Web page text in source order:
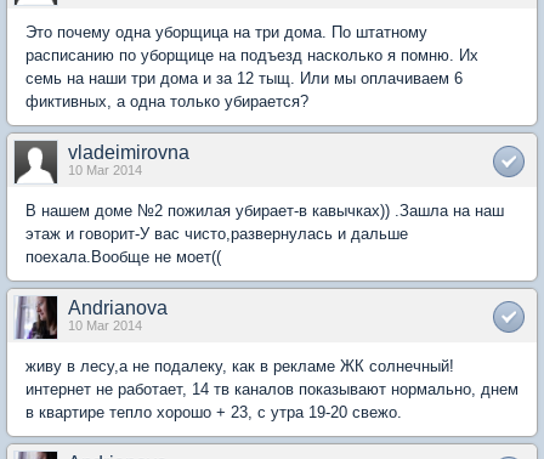
Это почему одна уборщица на три дома. По штатному
расписанию по уборщице на подъезд насколько я помню. Их
семь на наши три дома и за 12 тыщ. Или мы оплачиваем 6
фиктивных, а одна только убирается?
vladeimirovna
10 Mar 2014
В нашем доме №2 пожилая убирает-в кавычках)) .Зашла на наш
этаж и говорит-У вас чисто,развернулась и дальше
поехала.Вообще не моет((
Andrianova
10 Mar 2014
живу в лесу,а не подалеку, как в рекламе ЖК солнечный!
интернет не работает, 14 тв каналов показывают нормально, днем
в квартире тепло хорошо + 23, с утра 19-20 свежо.